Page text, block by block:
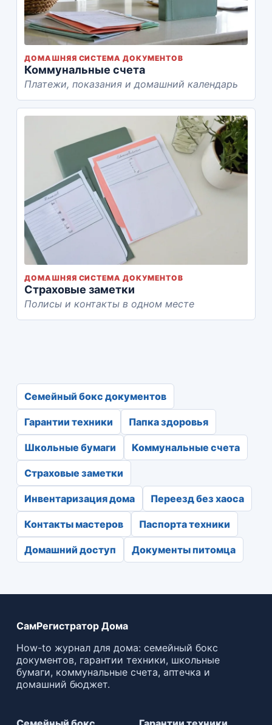
ДОМАШНЯЯ СИСТЕМА ДОКУМЕНТОВ
Коммунальные счета
Платежи, показания и домашний календарь
ДОМАШНЯЯ СИСТЕМА ДОКУМЕНТОВ
Страховые заметки
Полисы и контакты в одном месте
Семейный бокс документов
Гарантии техники Папка здоровья
Школьные бумаги Коммунальные счета
Страховые заметки
Инвентаризация дома Переезд без хаоса
Контакты мастеров Паспорта техники
Домашний доступ Документы питомца
СамРегистратор Дома
How-to журнал для дома: семейный бокс
документов, гарантии техники, школьные
бумаги, коммунальные счета, аптечка и
домашний бюджет.